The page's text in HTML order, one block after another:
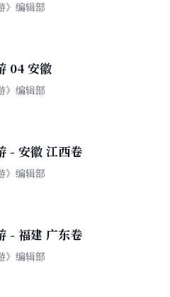
》编辑部
04 安徽
》编辑部
- 安徽 江西卷
》编辑部
- 福建 广东卷
》编辑部